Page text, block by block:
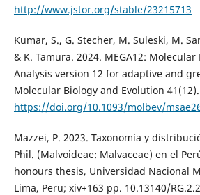
http://www.jstor.org/stable/23215713
Kumar, S., G. Stecher, M. Suleski, M.
& K. Tamura. 2024. MEGA12:
Analysis version 12 for adaptive and
Molecular Biology and Evolution 41(12).
https://doi.org/10.1093/molbev/
Mazzei, P. 2023. Taxonomía y
Phil. (Malvoideae: Malvaceae) en el
honours thesis, Universidad Nacional
Lima, Peru; xiv+163 pp. 10.13140/